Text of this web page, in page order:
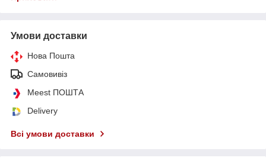
Умови доставки
Нова Пошта
Самовивіз
Meest ПОШТА
Delivery
Всі умови доставки